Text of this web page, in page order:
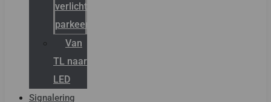
verlichting
parkeergarage
Van
TL naar
LED
Signalering